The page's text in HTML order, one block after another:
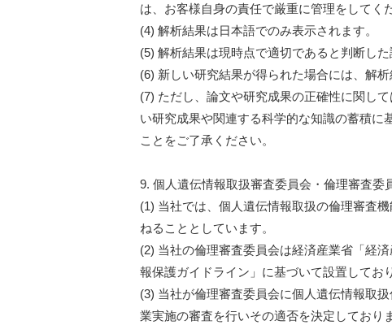
は、お客様自身の責任で厳重に管理をしてく
(4) 解析結果は日本語でのみ表示されます。
(5) 解析結果は現時点で適切であると判断した
(6) 新しい研究結果が得られた場合には、解
(7) ただし、論文や研究成果の正確性に関し
い研究成果や関連する科学的な知識の蓄積に
ことをご了承ください。
9. 個人遺伝情報取扱審査委員会・倫理審査委
(1) 当社では、個人遺伝情報取扱の倫理審査
ねることとしています。
(2) 当社の倫理審査委員会は経済産業省「経
報保護ガイドライン」に基づいて設置してお
(3) 当社が倫理審査委員会に個人遺伝情報取
業実施の審査を行いその適否を決定しており